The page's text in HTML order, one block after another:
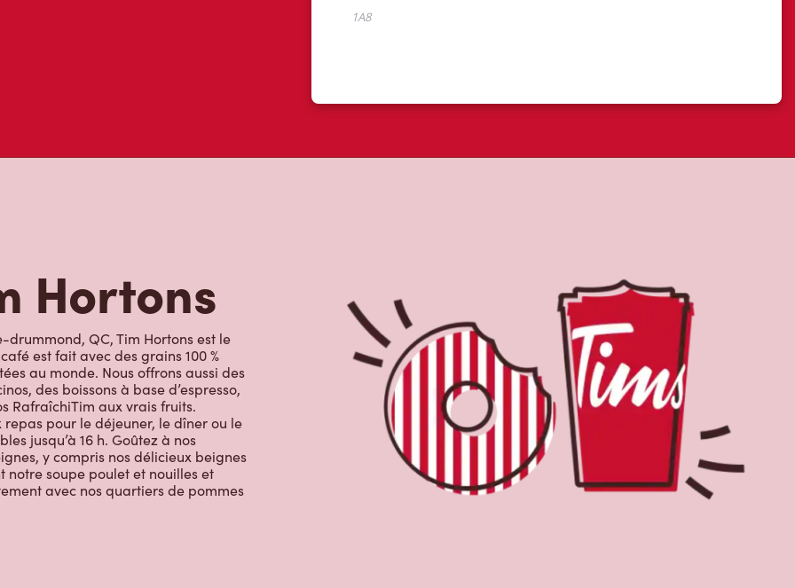
QC, Tim Hortons est le
est fait avec des grains 100 %
au monde. Nous offrons aussi des
des boissons à base d’espresso,
RafraîchiTim aux vrais fruits.
pour le déjeuner, le dîner ou le
jusqu’à 16 h. Goûtez à nos
y compris nos délicieux beignes
notre soupe poulet et nouilles et
avec nos quartiers de pommes